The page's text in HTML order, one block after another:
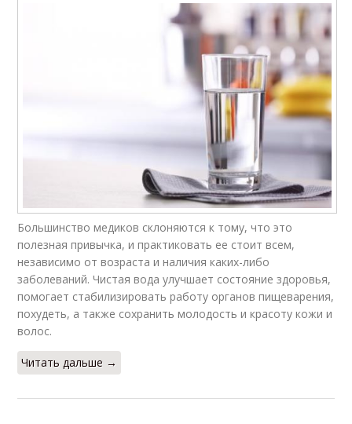
Большинство медиков склоняются к тому, что это
полезная привычка, и практиковать ее стоит всем,
независимо от возраста и наличия каких-либо
заболеваний. Чистая вода улучшает состояние здоровья,
помогает стабилизировать работу органов пищеварения,
похудеть, а также сохранить молодость и красоту кожи и
волос.
Читать дальше →